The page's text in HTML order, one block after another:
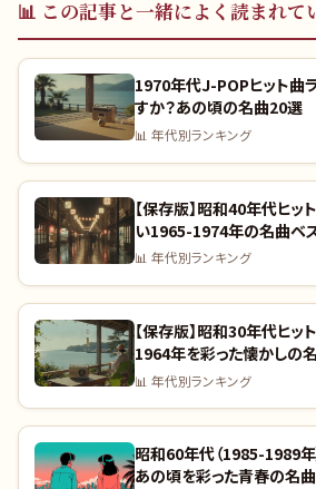
📊 この記事と一緒によく読まれて
1970年代J-POPヒット曲
すか？あの頃の名曲20選
📊 年代別ランキング
【保存版】昭和40年代ヒッ
い1965-1974年の名曲ベ
完全リスト
📊 年代別ランキング
【保存版】昭和30年代ヒッ
1964年を彩った懐かしの
すか？｜全曲リスト付き
📊 年代別ランキング
昭和60年代（1985-1989年
あの頃を彩った青春の名